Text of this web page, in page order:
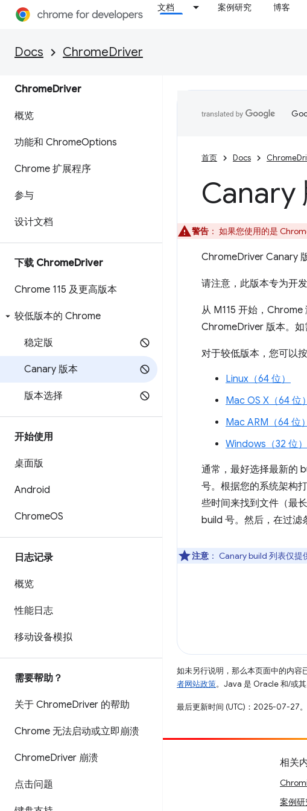
文档 案例研究 博客
Docs ChromeDriver
ChromeDriver
概览
功能和 ChromeOptions
Chrome 扩展程序
参与
设计文档
下载 ChromeDriver
Chrome 115 及更高版本
较低版本的 Chrome
稳定版
Canary 版本
版本选择
开始使用
桌面版
Android
ChromeOS
日志记录
概览
性能日志
移动设备模拟
需要帮助？
关于 ChromeDriver 的帮助
Chrome 无法启动或立即崩溃
ChromeDriver 崩溃
点击问题
首页 Docs
Canary
警告 ： 如果您使用的是
ChromeDriver Canary
请注意，此版本专为开
从 M115 开始，
ChromeDriver 版本。如
对于较低版本，您可以
Linux（64 位）
Mac OS X（64 位）
Mac ARM（64 位）
Windows（32 位）
通常，最好选择最新的
号。根据您的系统架构
些时间来找到文件（最
build 号。然后，在过滤
注意 ： Canary build 列表仅提
如未另行说明，那么本页面中的内容
者网站政策。Java 是 Oracle 和/或其
最后更新时间 (UTC)：2025-07-27。
参与
提交 bug
相关
案例研